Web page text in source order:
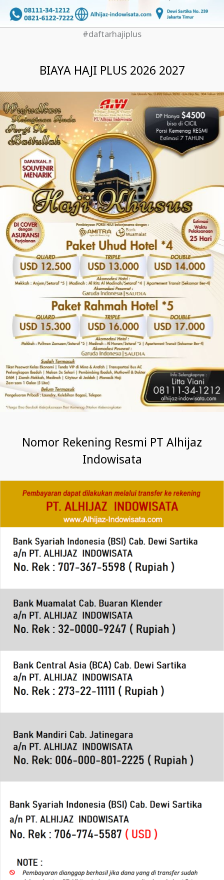
#daftarhajiplus
BIAYA HAJI PLUS 2026 2027
Nomor Rekening Resmi PT Alhijaz
Indowisata